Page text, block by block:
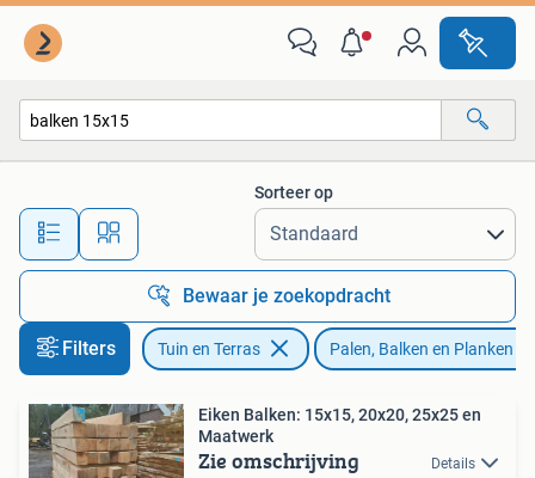
Alle afstanden…
Sorteer op
Bewaar je zoekopdracht
Filters Tuin en Terras Palen, Balken en Planken
Eiken Balken: 15x15, 20x20, 25x25 en
Maatwerk
Zie omschrijving Details